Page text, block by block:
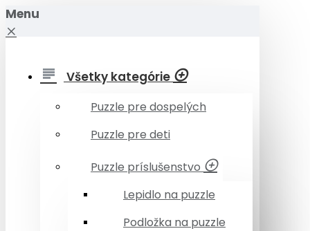
Menu
Všetky kategórie
Puzzle pre dospelých
Puzzle pre deti
Puzzle príslušenstvo
Lepidlo na puzzle
Podložka na puzzle